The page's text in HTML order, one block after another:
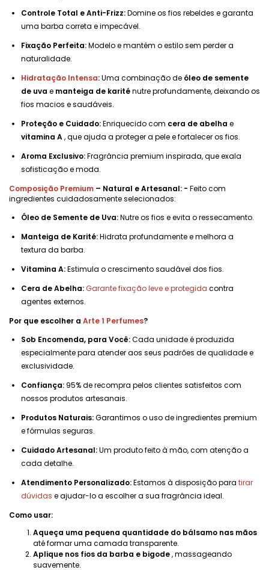
Controle Total e Anti-Frizz:Domine os fios rebeldes e garanta
uma barba correta e impecável.
Fixação Perfeita:Modelo e mantém o estilo sem perder a
naturalidade.
Hidratação Intensa:Uma combinação de óleo de semente
de uva e manteiga de kariténutre profundamente, deixando os
fios macios e saudáveis.
Proteção e Cuidado:Enriquecido com cera de abelha e
vitamina A, que ajuda a proteger a pele e fortalecer os fios.
Aroma Exclusivo:Fragrância premium inspirada, que exala
sofisticação e moda.
Composição Premium – Natural e Artesanal: - Feito com
ingredientes cuidadosamente selecionados:
Óleo de Semente de Uva:Nutre os fios e evita o ressecamento.
Manteiga de Karité:Hidrata profundamente e melhora a
textura da barba.
Vitamina A:Estimula o crescimento saudável dos fios.
Cera de Abelha:Garante fixação leve e protegida contra
agentes externos.
Por que escolher a Arte 1 Perfumes?
Sob Encomenda, para Você:Cada unidade é produzida
especialmente para atender aos seus padrões de qualidade e
exclusividade.
Confiança: 95% de recompra pelos clientes satisfeitos com
nossos produtos artesanais.
Produtos Naturais:Garantimos o uso de ingredientes premium
e fórmulas seguras.
Cuidado Artesanal:Um produto feito à mão, com atenção a
cada detalhe.
Atendimento Personalizado:Estamos à disposição para tirar
dúvidas e ajudar-lo a escolher a sua fragrância ideal.
Como usar:
Aqueça uma pequena quantidade do bálsamo nas mãos
até formar uma camada transparente.
Aplique nos fios da barba e bigode, massageando
suavemente.